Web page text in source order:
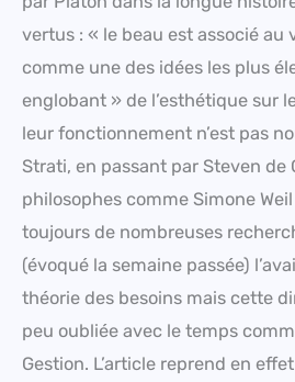
vertus : « le beau est associé au
comme une des idées les plus
englobant » de l’esthétique sur
leur fonctionnement n’est pas
Strati, en passant par Steven de
philosophes comme Simone
toujours de nombreuses
(évoqué la semaine passée)
théorie des besoins mais cette
peu oubliée avec le temps
Gestion. L’article reprend en